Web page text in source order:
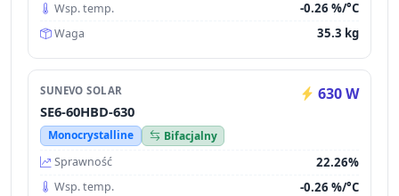
Wsp. temp. -0.26 %/°C
Waga 35.3 kg
SUNEVO SOLAR 630 W
SE6-60HBD-630
Monocrystalline
Bifacjalny
Sprawność
22.26%
Wsp. temp. -0.26 %/°C